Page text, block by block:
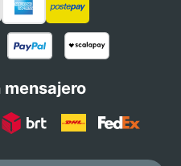
mensajero